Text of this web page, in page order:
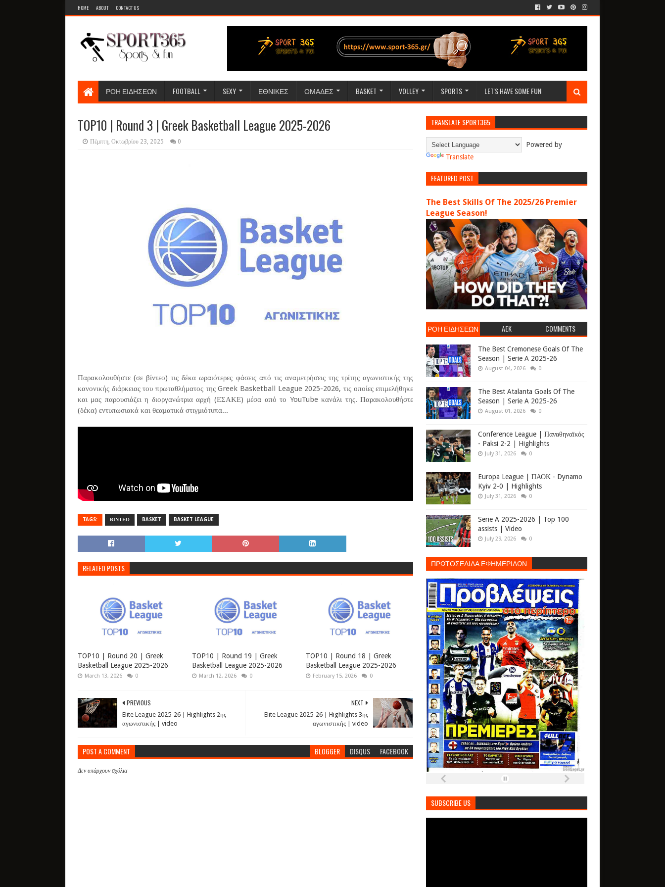
HOME ABOUT CONTACT US
ΡΟΗ ΕΙΔΗΣΕΩΝ FOOTBALL SEXY ΕΘΝΙΚΕΣ ΟΜΑΔΕΣ BASKET VOLLEY SPORTS LET'S HAVE SOME FUN
TOP10 | Round 3 | Greek Basketball League 2025-2026
Πέμπτη, Οκτωβρίου 23, 2025 0
Παρακολουθήστε (σε βίντεο) τις δέκα ωραιότερες φάσεις από τις αναμετρήσεις της τρίτης αγωνιστικής της
κανονικής διάρκειας του πρωταθλήματος της Greek Basketball League 2025-2026, τις οποίες επιμελήθηκε
και μας παρουσιάζει η διοργανώτρια αρχή (ΕΣΑΚΕ) μέσα από το YouTube κανάλι της. Παρακολουθήστε
(δέκα) εντυπωσιακά και θεαματικά στιγμιότυπα...
TAGS: ΒΙΝΤΕΟ BASKET BASKET LEAGUE
RELATED POSTS
TOP10 | Round 20 | Greek
Basketball League 2025-2026
March 13, 2026 0
TOP10 | Round 19 | Greek
Basketball League 2025-2026
March 12, 2026 0
TOP10 | Round 18 | Greek
Basketball League 2025-2026
February 15, 2026 0
NEXT
Elite League 2025-26 | Highlights 3ης
αγωνιστικής | video
PREVIOUS
Elite League 2025-26 | Highlights 2ης
αγωνιστικής | video
POST A COMMENT BLOGGER DISQUS FACEBOOK
Δεν υπάρχουν σχόλια
TRANSLATE SPORT365
Powered by
Translate
FEATURED POST
The Best Skills Of The 2025/26 Premier
League Season!
ΡΟΗ ΕΙΔΗΣΕΩΝ AEK COMMENTS
The Best Cremonese Goals Of The
Season | Serie A 2025-26
August 04, 2026 0
The Best Atalanta Goals Of The
Season | Serie A 2025-26
August 01, 2026 0
Conference League | Παναθηναϊκός
- Paksi 2-2 | Highlights
July 31, 2026 0
Europa League | ΠΑΟΚ - Dynamo
Kyiv 2-0 | Highlights
July 31, 2026 0
Serie A 2025-2026 | Top 100
assists | Video
July 29, 2026 0
ΠΡΩΤΟΣΕΛΙΔΑ ΕΦΗΜΕΡΙΔΩΝ
SUBSCRIBE US